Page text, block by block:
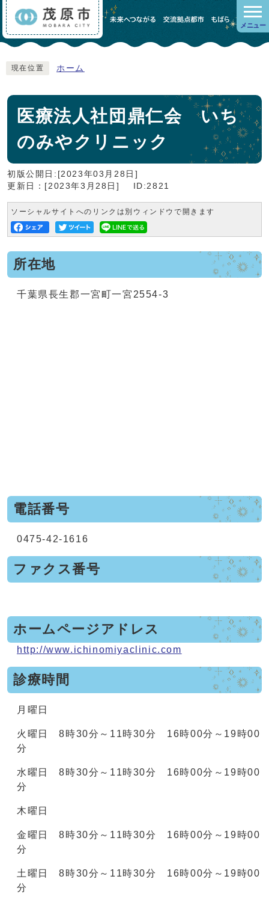
メニュー
現在位置 ホーム
医療法人社団鼎仁会 いち
のみやクリニック
初版公開日:[2023年03月28日]
更新日：[2023年3月28日]
ID:2821
ソーシャルサイトへのリンクは別ウィンドウで開きます
所在地
千葉県長生郡一宮町一宮2554-3
電話番号
0475-42-1616
ファクス番号
ホームページアドレス
http://www.ichinomiyaclinic.com
診療時間
月曜日
火曜日 8時30分～11時30分 16時00分～19時00
分
水曜日 8時30分～11時30分 16時00分～19時00
分
木曜日
金曜日 8時30分～11時30分 16時00分～19時00
分
土曜日 8時30分～11時30分 16時00分～19時00
分